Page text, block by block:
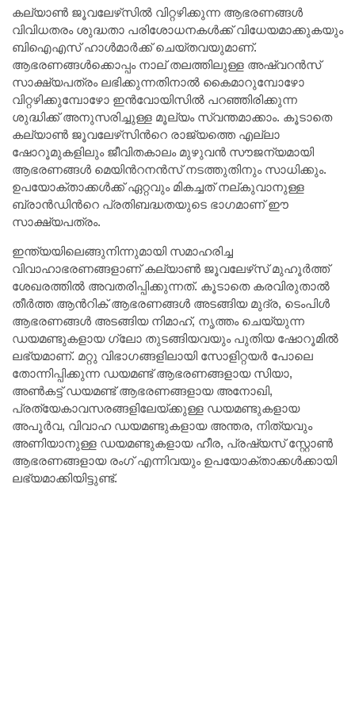
കല്യാണ്‍ ജൂവലേഴ്‌സില്‍ വിറ്റഴിക്കുന്ന ആഭരണങ്ങള്‍
വിവിധതരം ശുദ്ധതാ പരിശോധനകള്‍ക്ക് വിധേയമാക്കുകയും
ബിഐഎസ് ഹാള്‍മാര്‍ക്ക് ചെയ്തവയുമാണ്.
ആഭരണങ്ങള്‍ക്കൊപ്പം നാല് തലത്തിലുള്ള അഷ്വറന്‍സ്
സാക്ഷ്യപത്രം ലഭിക്കുന്നതിനാല്‍ കൈമാറുമ്പോഴോ
വിറ്റഴിക്കുമ്പോഴോ ഇന്‍വോയിസില്‍ പറഞ്ഞിരിക്കുന്ന
ശുദ്ധിക്ക് അനുസരിച്ചുള്ള മൂല്യം സ്വന്തമാക്കാം. കൂടാതെ
കല്യാണ്‍ ജൂവലേഴ്‌സിന്‍റെ രാജ്യത്തെ എല്ലാ
ഷോറൂമുകളിലും ജീവിതകാലം മുഴുവന്‍ സൗജന്യമായി
ആഭരണങ്ങള്‍ മെയിന്‍റനന്‍സ് നടത്തുതിനും സാധിക്കും.
ഉപയോക്താക്കള്‍ക്ക് ഏറ്റവും മികച്ചത് നല്കുവാനുള്ള
ബ്രാന്‍ഡിന്‍റെ പ്രതിബദ്ധതയുടെ ഭാഗമാണ് ഈ
സാക്ഷ്യപത്രം.
ഇന്ത്യയിലെങ്ങുനിന്നുമായി സമാഹരിച്ച
വിവാഹാഭരണങ്ങളാണ് കല്യാണ്‍ ജൂവലേഴ്‌സ് മുഹൂര്‍ത്ത്
ശേഖരത്തില്‍ അവതരിപ്പിക്കുന്നത്. കൂടാതെ കരവിരുതാല്‍
തീര്‍ത്ത ആന്‍റിക് ആഭരണങ്ങള്‍ അടങ്ങിയ മുദ്ര, ടെംപിള്‍
ആഭരണങ്ങള്‍ അടങ്ങിയ നിമാഹ്, നൃത്തം ചെയ്യുന്ന
ഡയമണ്ടുകളായ ഗ്ലോ തുടങ്ങിയവയും പുതിയ ഷോറൂമില്‍
ലഭ്യമാണ്. മറ്റു വിഭാഗങ്ങളിലായി സോളിറ്റയര്‍ പോലെ
തോന്നിപ്പിക്കുന്ന ഡയമണ്ട് ആഭരണങ്ങളായ സിയാ,
അണ്‍കട്ട് ഡയമണ്ട് ആഭരണങ്ങളായ അനോഖി,
പ്രത്യേകാവസരങ്ങളിലേയ്ക്കുള്ള ഡയമണ്ടുകളായ
അപൂര്‍വ, വിവാഹ ഡയമണ്ടുകളായ അന്തര, നിത്യവും
അണിയാനുള്ള ഡയമണ്ടുകളായ ഹീര, പ്രഷ്യസ് സ്റ്റോണ്‍
ആഭരണങ്ങളായ രംഗ് എന്നിവയും ഉപയോക്താക്കള്‍ക്കായി
ലഭ്യമാക്കിയിട്ടുണ്ട്.